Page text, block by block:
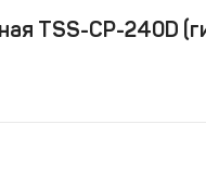
TSS-CP-240D